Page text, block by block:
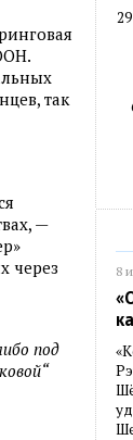
так
—
через
под
8